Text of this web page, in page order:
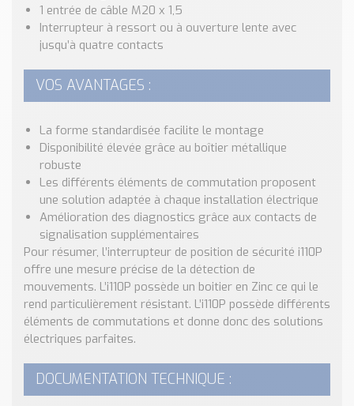
Nos Réalisations
Conseils et Actualités
Catalogue des essentiels pour les brasseries et micro-
brasseries
Contact & Devis
1 entrée de câble M20 x 1,5
Interrupteur à ressort ou à ouverture lente avec
jusqu’à quatre contacts
VOS AVANTAGES :
La forme standardisée facilite le montage
Disponibilité élevée grâce au boîtier métallique
robuste
Les différents éléments de commutation proposent
une solution adaptée à chaque installation électrique
Amélioration des diagnostics grâce aux contacts de
signalisation supplémentaires
Pour résumer, l’interrupteur de position de sécurité i110P
offre une mesure précise de la détection de
mouvements. L’i110P possède un boitier en Zinc ce qui le
rend particulièrement résistant. L’i110P possède différents
éléments de commutations et donne donc des solutions
électriques parfaites.
DOCUMENTATION TECHNIQUE :